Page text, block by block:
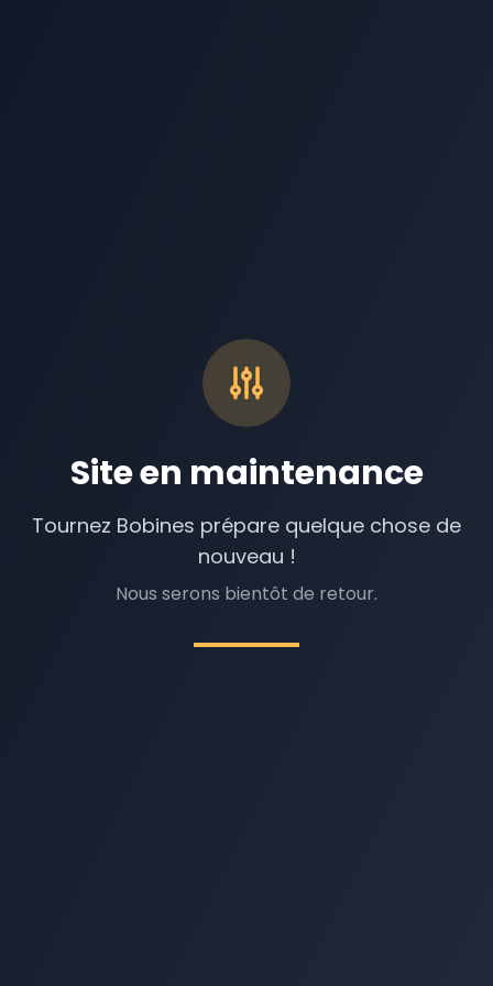
Site en maintenance
Tournez Bobines prépare quelque chose de
nouveau !
Nous serons bientôt de retour.